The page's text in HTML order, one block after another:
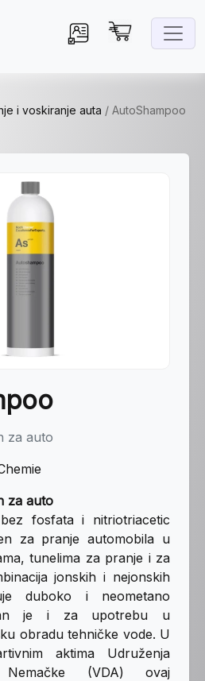
i voskiranje auta / AutoShampoo
za auto
za auto
fosfata i nitriotriacetic
za pranje automobila u
tunelima za pranje i za
jonskih i nejonskih
duboko i neometano
je i za upotrebu u
obradu tehničke vode. U
aktima Udruženja
Nemačke (VDA) ovaj